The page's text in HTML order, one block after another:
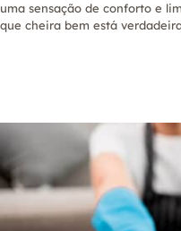
uma sensação de conforto e
que cheira bem está